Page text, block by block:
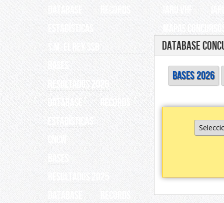
Database
Records
ESTADÍSTICAS
S.M. EL REY SSB
BASES
RESULTADOS 2026
Database
Records
ESTADÍSTICAS
CNCW
BASES
RESULTADOS 2025
Database
Records
IARU VHF
Mapas
Database
BASES 2026